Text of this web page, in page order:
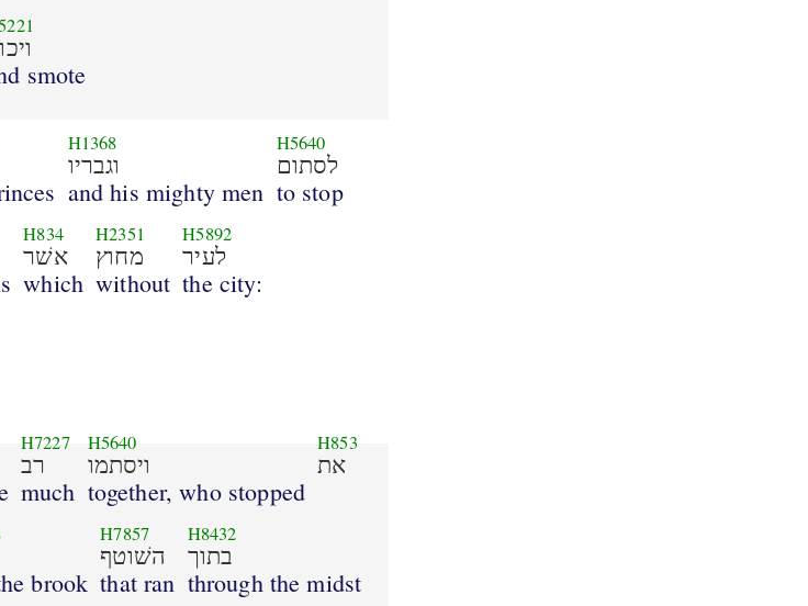
smote
H1368
וגבריו
and his mighty men
H5640
לסתום
to stop
H834
אשׁר
which
H2351
מחוץ
without
H5892
לעיר
the city:
H7227
רב
much
H5640
ויסתמו
together, who stopped
H853
את
brook
H7857
השׁוטף
that ran
H8432
בתוך
through the midst